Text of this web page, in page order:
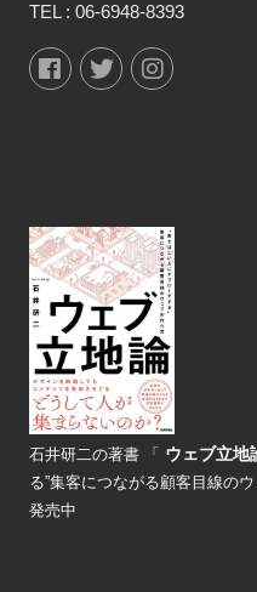
TEL : 06-6948-8393
石井研二の著書 「 ウェブ立地
る”集客につながる顧客目線の
発売中